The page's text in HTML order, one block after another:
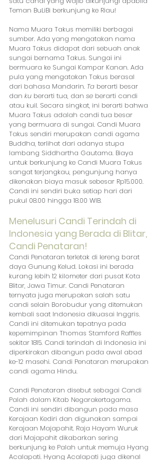
Teman BuLiBi berkunjung ke Riau!
Nama Muara Takus memiliki berbagai
sumber. Ada yang mengatakan nama
Muara Takus didapat dari sebuah anak
sungai bernama Takus. Sungai ini
bermuara ke Sungai Kampar Kanan. Ada
pula yang mengatakan Takus berasal
dari bahasa Mandarin. Ta berarti besar
dan ku berarti tua, dan se berarti candi
atau kuil. Secara singkat, ini berarti bahwa
Muara Takus adalah candi tua besar
yang bermuara di sungai. Candi Muara
Takus sendiri merupakan candi agama
Buddha, terlihat dari adanya stupa
lambang Siddhartha Gautama. Biaya
untuk berkunjung ke Candi Muara Takus
sangat terjangkau, pengunjung hanya
dikenakan biaya masuk sebesar Rp15.000.
Candi ini sendiri buka setiap hari dari
pukul 08.00 hingga 18.00 WIB.
Menelusuri Candi Terindah di
Indonesia yang Berada di Blitar,
Candi Penataran!
Candi Penataran terletak di lereng barat
daya Gunung Kelud. Lokasi ini berada
kurang lebih 12 kilometer dari pusat Kota
Blitar, Jawa Timur. Candi Penataran
ternyata juga merupakan salah satu
candi selain Borobudur yang ditemukan
kembali saat Indonesia dikuasai Inggris.
Candi ini ditemukan tepatnya pada
kepemimpinan Thomas Stamford Raffles
sekitar 1815. Candi terindah di Indonesia ini
diperkirakan dibangun pada awal abad
ke-12 masehi. Candi Penataran merupakan
candi agama Hindu.
Candi Penataran disebut sebagai Candi
Palah dalam Kitab Negarakertagama.
Candi ini sendiri dibangun pada masa
Kerajaan Kediri dan digunakan sampai
Kerajaan Majapahit. Raja Hayam Wuruk
dari Majapahit dikabarkan sering
berkunjung ke Palah untuk memuja Hyang
Acalapati. Hyang Acalapati juga dikenal